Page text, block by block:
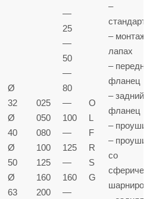
Ø
32
Ø
40
Ø
50
Ø
63
025
050
080
100
125
160
200
—
25
—
50
—
80
—
100
—
125
—
160
—
O
L
F
R
S
G
–
– монтаж
лапах
–
фланец
– задний
фланец
–
–
со
шарниром